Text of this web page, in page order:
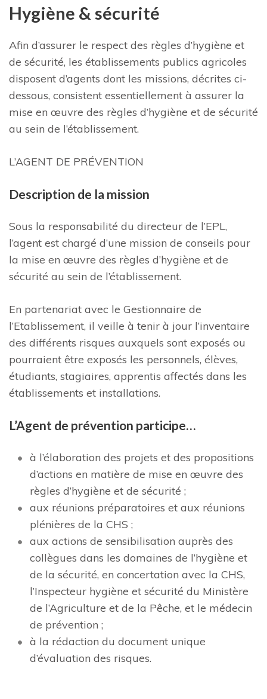
Hygiène & sécurité
Afin d’assurer le respect des règles d’hygiène et
de sécurité, les établissements publics agricoles
disposent d’agents dont les missions, décrites ci-
dessous, consistent essentiellement à assurer la
mise en œuvre des règles d’hygiène et de sécurité
au sein de l’établissement.
L’AGENT DE PRÉVENTION
Description de la mission
Sous la responsabilité du directeur de l’EPL,
l’agent est chargé d’une mission de conseils pour
la mise en œuvre des règles d’hygiène et de
sécurité au sein de l’établissement.
En partenariat avec le Gestionnaire de
l’Etablissement, il veille à tenir à jour l’inventaire
des différents risques auxquels sont exposés ou
pourraient être exposés les personnels, élèves,
étudiants, stagiaires, apprentis affectés dans les
établissements et installations.
L’Agent de prévention participe…
à l’élaboration des projets et des propositions
d’actions en matière de mise en œuvre des
règles d’hygiène et de sécurité ;
aux réunions préparatoires et aux réunions
plénières de la CHS ;
aux actions de sensibilisation auprès des
collègues dans les domaines de l’hygiène et
de la sécurité, en concertation avec la CHS,
l’Inspecteur hygiène et sécurité du Ministère
de l’Agriculture et de la Pêche, et le médecin
de prévention ;
à la rédaction du document unique
d’évaluation des risques.